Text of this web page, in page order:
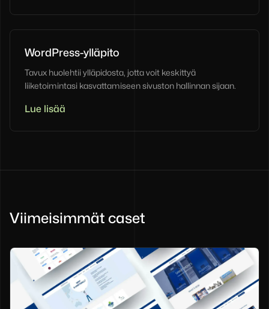
WordPress-ylläpito
Tavux huolehtii ylläpidosta, jotta voit keskittyä
liiketoimintasi kasvattamiseen sivuston hallinnan sijaan.
Lue lisää
Viimeisimmät caset